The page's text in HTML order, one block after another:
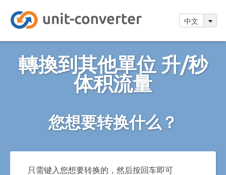
中文
轉換到其他單位 升/秒
体积流量
您想要转换什么？
只需键入您想要转换的，然后按回车即可